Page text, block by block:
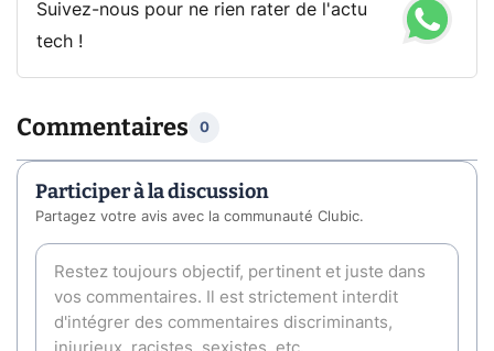
Suivez-nous pour ne rien rater de l'actu
tech !
Commentaires 0
Participer à la discussion
Partagez votre avis avec la communauté Clubic.